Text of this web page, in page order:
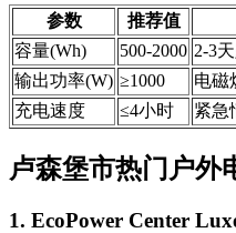
参数 推荐值
容量(Wh)
500-2000 2-3
输出功率(W) ≥1000
电磁
充电速度
≤4小时 紧急
卢森堡市热门户外
1. EcoPower Center